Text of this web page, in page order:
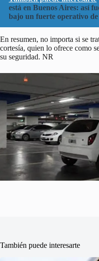
está en Buenos Aires: así
bajo un fuerte operativo
En resumen, no importa si se
cortesía, quien lo ofrece como
su seguridad. NR
También puede interesarte